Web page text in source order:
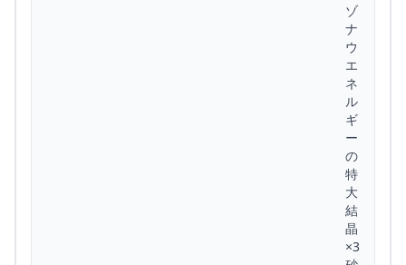
ゾ
ナ
ウ
エ
ネ
ル
ギ
ー
の
特
大
結
晶
×3